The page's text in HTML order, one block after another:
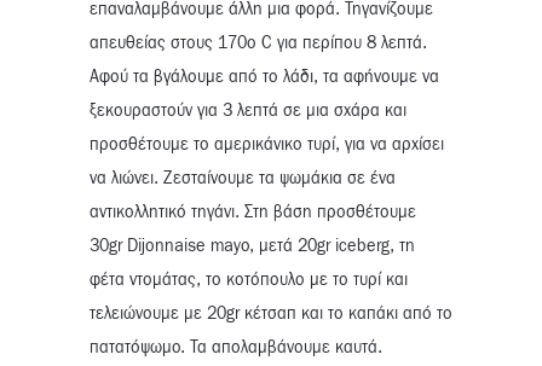
επαναλαμβάνουμε άλλη μια φορά. Τηγανίζουμε
απευθείας στους 170ο C για περίπου 8 λεπτά.
Αφού τα βγάλουμε από το λάδι, τα αφήνουμε να
ξεκουραστούν για 3 λεπτά σε μια σχάρα και
προσθέτουμε το αμερικάνικο τυρί, για να αρχίσει
να λιώνει. Ζεσταίνουμε τα ψωμάκια σε ένα
αντικολλητικό τηγάνι. Στη βάση προσθέτουμε
30gr Dijonnaise mayo, μετά 20gr iceberg, τη
φέτα ντομάτας, το κοτόπουλο με το τυρί και
τελειώνουμε με 20gr κέτσαπ και το καπάκι από το
πατατόψωμο. Τα απολαμβάνουμε καυτά.